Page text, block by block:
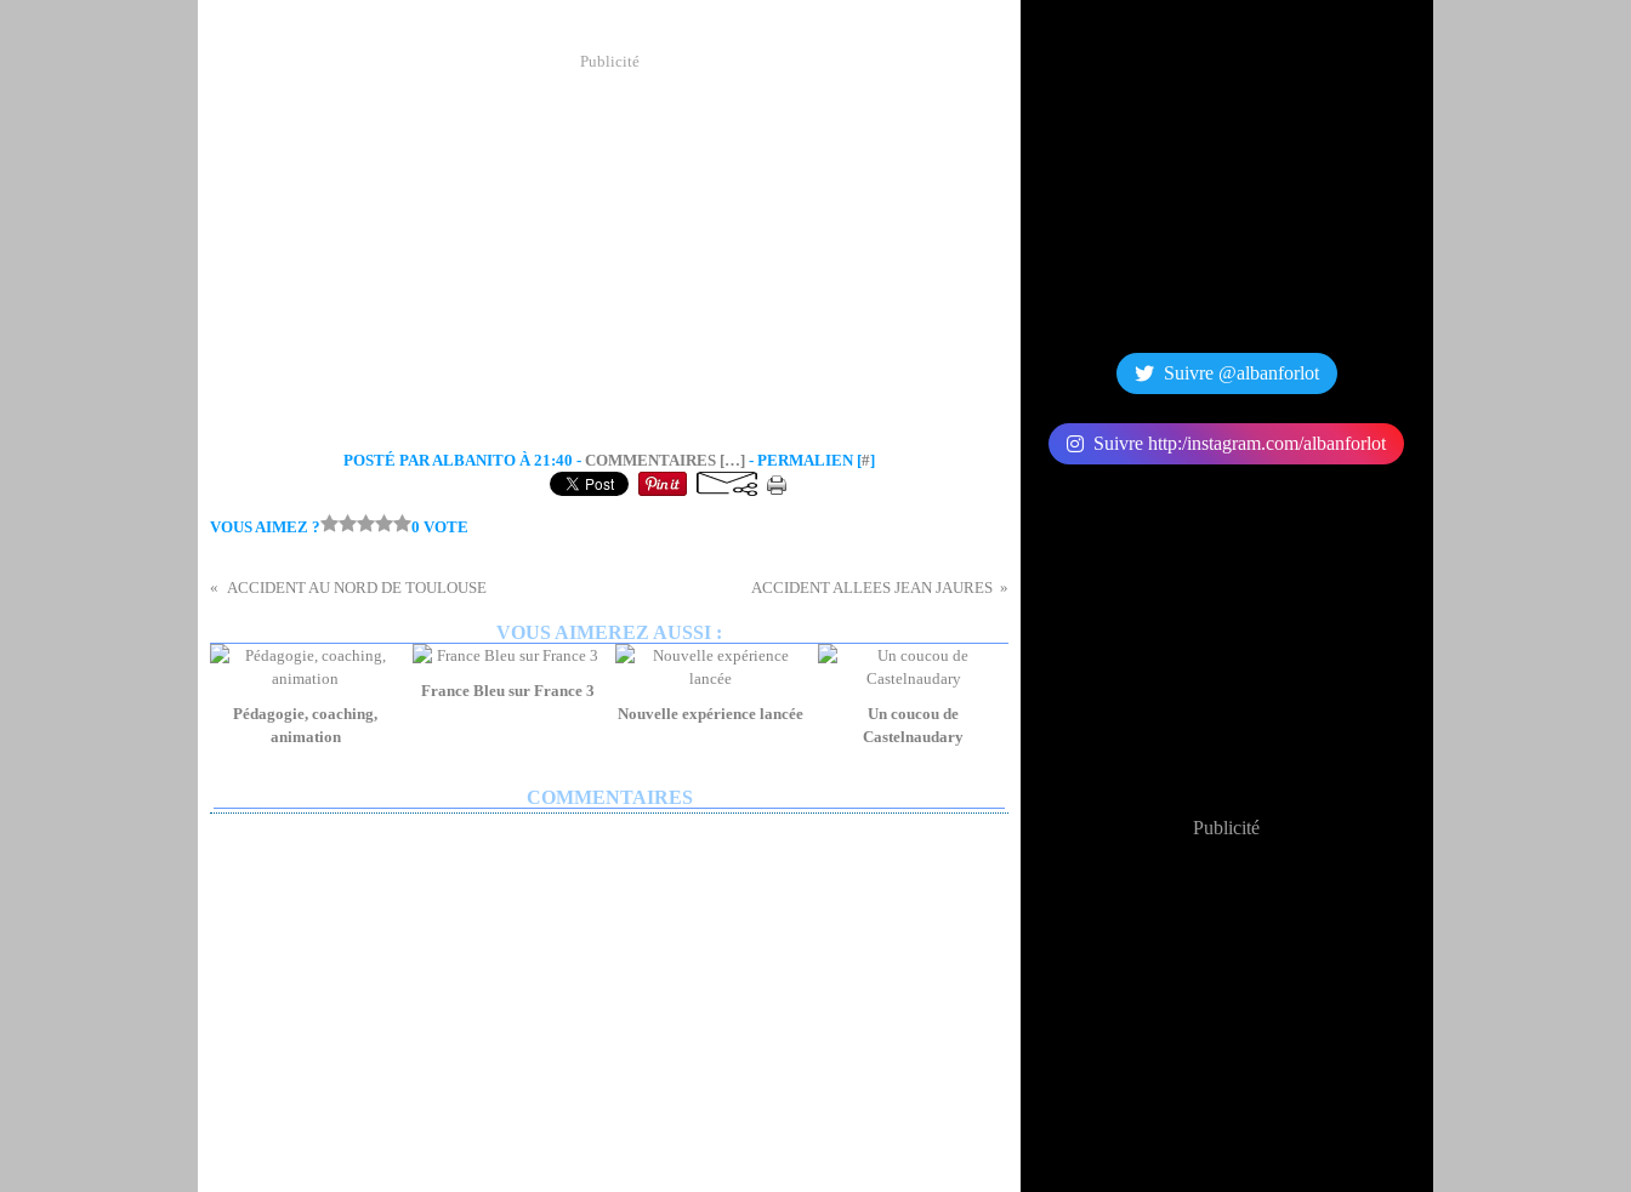
Publicité
POSTÉ PAR ALBANITO À 21:40 - COMMENTAIRES […] - PERMALIEN [#]
VOUS AIMEZ ? 0 VOTE
ACCIDENT AU NORD DE TOULOUSE ACCIDENT ALLEES JEAN JAURES
VOUS AIMEREZ AUSSI :
Pédagogie, coaching,
animation
France Bleu sur France 3
Nouvelle expérience lancée
Un coucou de
Castelnaudary
COMMENTAIRES
Suivre @albanforlot
Suivre http:/instagram.com/albanforlot
Publicité